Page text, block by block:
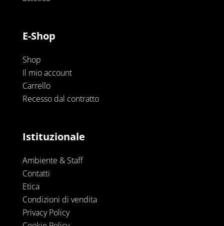
E-Shop
Shop
Il mio account
Carrello
Recesso dal contratto
Istituzionale
Ambiente & Staff
Contatti
Etica
Condizioni di vendita
Privacy Policy